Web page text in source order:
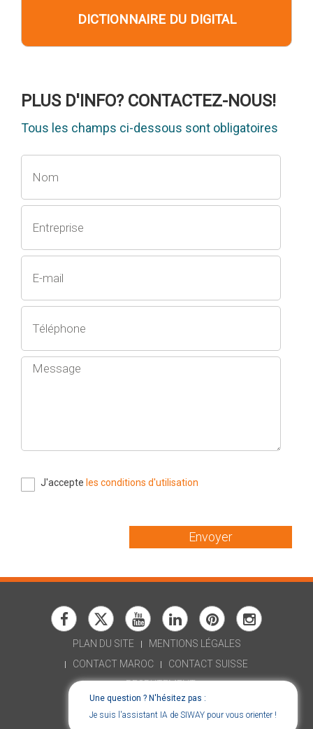
DICTIONNAIRE DU DIGITAL
PLUS D'INFO? CONTACTEZ-NOUS!
Tous les champs ci-dessous sont obligatoires
J'accepte les conditions d'utilisation
Envoyer
Une question ? N'hésitez pas :
Je suis l'assistant IA de SIWAY pour vous orienter !
PLAN DU SITE
MENTIONS LÉGALES
CONTACT MAROC
CONTACT SUISSE
RECRUTEMENT
DÉCLARATION D'ACCESSIBILITÉ